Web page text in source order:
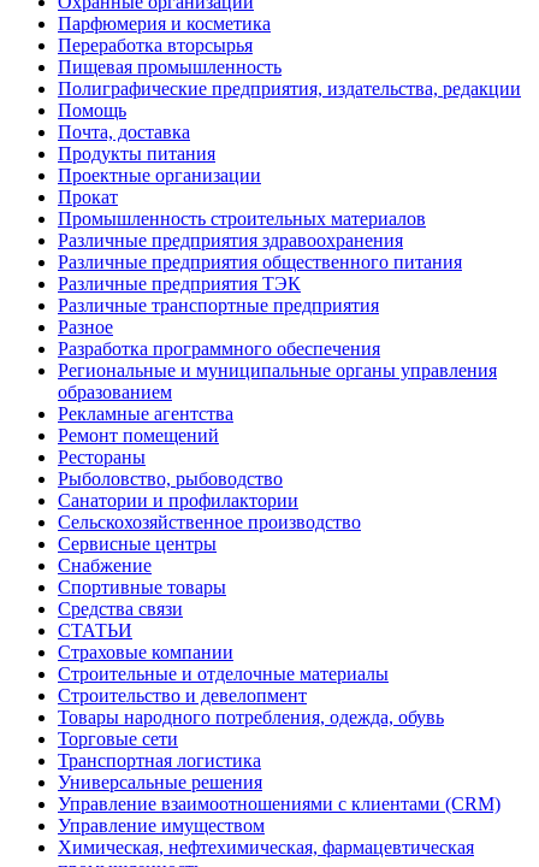
Парфюмерия и косметика
Переработка вторсырья
Пищевая промышленность
Полиграфические предприятия, издательства, редакции
Помощь
Почта, доставка
Продукты питания
Проектные организации
Прокат
Промышленность строительных материалов
Различные предприятия здравоохранения
Различные предприятия общественного питания
Различные предприятия ТЭК
Различные транспортные предприятия
Разное
Разработка программного обеспечения
Региональные и муниципальные органы управления
образованием
Рекламные агентства
Ремонт помещений
Рестораны
Рыболовство, рыбоводство
Санатории и профилактории
Сельскохозяйственное производство
Сервисные центры
Снабжение
Спортивные товары
Средства связи
СТАТЬИ
Страховые компании
Строительные и отделочные материалы
Строительство и девелопмент
Товары народного потребления, одежда, обувь
Торговые сети
Транспортная логистика
Универсальные решения
Управление взаимоотношениями с клиентами (CRM)
Управление имуществом
Химическая, нефтехимическая, фармацевтическая